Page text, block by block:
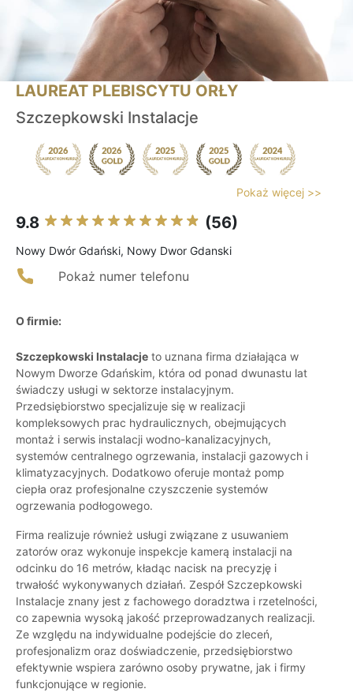
LAUREAT PLEBISCYTU ORŁY
Szczepkowski Instalacje
Pokaż więcej >>
9.8 (56)
Nowy Dwór Gdański, Nowy Dwor Gdanski
Pokaż numer telefonu
O firmie:
Szczepkowski Instalacje to uznana firma działająca w
Nowym Dworze Gdańskim, która od ponad dwunastu lat
świadczy usługi w sektorze instalacyjnym.
Przedsiębiorstwo specjalizuje się w realizacji
kompleksowych prac hydraulicznych, obejmujących
montaż i serwis instalacji wodno-kanalizacyjnych,
systemów centralnego ogrzewania, instalacji gazowych i
klimatyzacyjnych. Dodatkowo oferuje montaż pomp
ciepła oraz profesjonalne czyszczenie systemów
ogrzewania podłogowego.
Firma realizuje również usługi związane z usuwaniem
zatorów oraz wykonuje inspekcje kamerą instalacji na
odcinku do 16 metrów, kładąc nacisk na precyzję i
trwałość wykonywanych działań. Zespół Szczepkowski
Instalacje znany jest z fachowego doradztwa i rzetelności,
co zapewnia wysoką jakość przeprowadzanych realizacji.
Ze względu na indywidualne podejście do zleceń,
profesjonalizm oraz doświadczenie, przedsiębiorstwo
efektywnie wspiera zarówno osoby prywatne, jak i firmy
funkcjonujące w regionie.